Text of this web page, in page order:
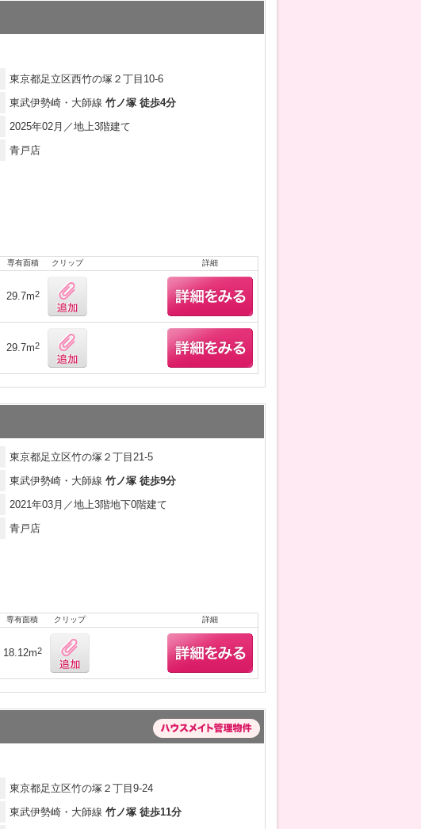
東京都足立区西竹の塚２丁目10-6
東武伊勢崎・大師線 竹ノ塚 徒歩4分
2025年02月／地上3階建て
青戸店
専有面積 クリップ 詳細
29.7m2
29.7m2
東京都足立区竹の塚２丁目21-5
東武伊勢崎・大師線 竹ノ塚 徒歩9分
2021年03月／地上3階地下0階建て
青戸店
専有面積 クリップ 詳細
18.12m2
東京都足立区竹の塚２丁目9-24
東武伊勢崎・大師線 竹ノ塚 徒歩11分